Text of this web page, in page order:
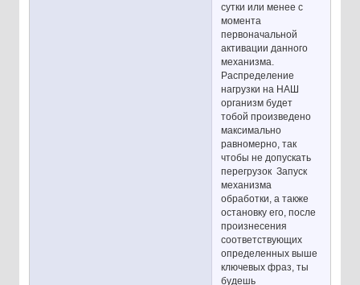
сутки или менее с
момента
первоначальной
активации данного
механизма.
Распределение
нагрузки на НАШ
организм будет
тобой произведено
максимально
равномерно, так
чтобы не допускать
перегрузок Запуск
механизма
обработки, а также
остановку его, после
произнесения
соответствующих
определенных выше
ключевых фраз, ты
будешь